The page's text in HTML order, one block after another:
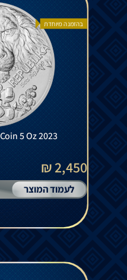
בהזמנה מיוחדת
5 Oz 2023
2,450 ₪
לעמוד המוצר